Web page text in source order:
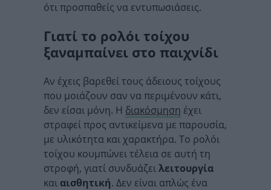
ότι προσπαθείς να εντυπωσιάσεις.
Γιατί το ρολόι τοίχου
ξαναμπαίνει στο παιχνίδι
Αν έχεις βαρεθεί τους άδειους τοίχους
που μοιάζουν σαν να περιμένουν κάτι,
δεν είσαι μόνη. Η διακόσμηση έχει
στραφεί προς αντικείμενα με παρουσία,
με υλικότητα και χαρακτήρα. Το ρολόι
τοίχου κουμπώνει τέλεια σε αυτή τη
στροφή, γιατί συνδυάζειλειτουργία
και αισθητική. Δεν είναι απλώς ένα